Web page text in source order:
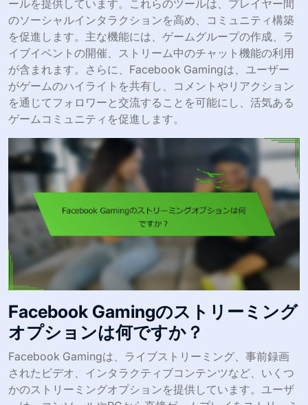
ールを提供しています。これらのツールは、プレイヤー間
のソーシャルインタラクションを高め、コミュニティ構築
を促進します。主な機能には、ゲームグループの作成、ラ
イブイベントの開催、ストリーム中のチャット機能の利用
が含まれます。さらに、Facebook Gamingは、ユーザー
がゲームのハイライトを共有し、コメントやリアクション
を通じてフォロワーと交流することを可能にし、活気ある
ゲームコミュニティを促進します。
Facebook Gamingのストリーミング
オプションは何ですか？
Facebook Gamingは、ライブストリーミング、事前録画
されたビデオ、インタラクティブコンテンツなど、いくつ
かのストリーミングオプションを提供しています。ユーザ